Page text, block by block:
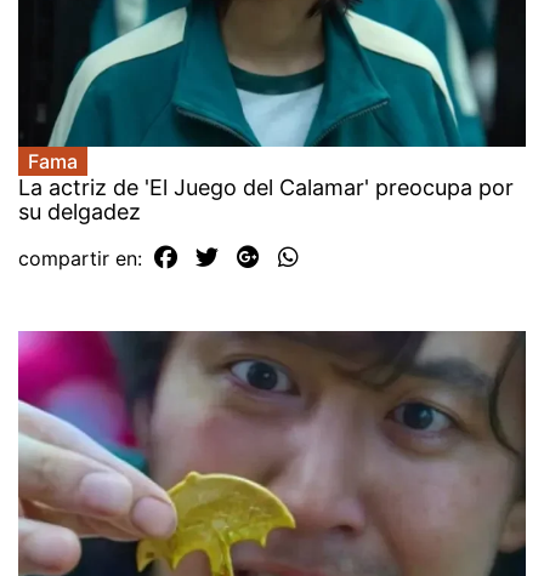
Fama
La actriz de 'El Juego del Calamar' preocupa por
su delgadez
compartir en: